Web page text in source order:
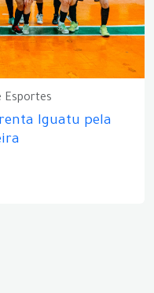
Esportes
Iguatu pela